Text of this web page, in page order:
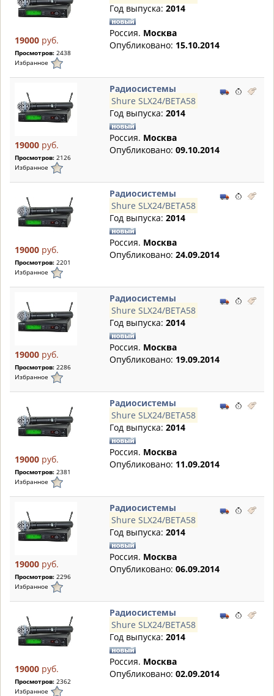
19000 руб.
Просмотров: 2438
Избранное
Год выпуска: 2014
Россия. Москва
Опубликовано: 15.10.2014
19000 руб.
Просмотров: 2126
Избранное
Радиосистемы
Shure SLX24/BETA58
Год выпуска: 2014
Россия. Москва
Опубликовано: 09.10.2014
19000 руб.
Просмотров: 2201
Избранное
Радиосистемы
Shure SLX24/BETA58
Год выпуска: 2014
Россия. Москва
Опубликовано: 24.09.2014
19000 руб.
Просмотров: 2286
Избранное
Радиосистемы
Shure SLX24/BETA58
Год выпуска: 2014
Россия. Москва
Опубликовано: 19.09.2014
19000 руб.
Просмотров: 2381
Избранное
Радиосистемы
Shure SLX24/BETA58
Год выпуска: 2014
Россия. Москва
Опубликовано: 11.09.2014
19000 руб.
Просмотров: 2296
Избранное
Радиосистемы
Shure SLX24/BETA58
Год выпуска: 2014
Россия. Москва
Опубликовано: 06.09.2014
19000 руб.
Просмотров: 2362
Избранное
Радиосистемы
Shure SLX24/BETA58
Год выпуска: 2014
Россия. Москва
Опубликовано: 02.09.2014